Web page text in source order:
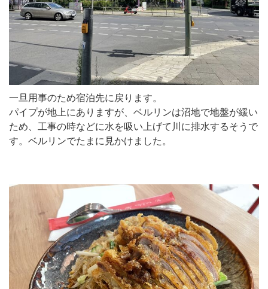
一旦用事のため宿泊先に戻ります。
パイプが地上にありますが、ベルリンは沼地で地盤が緩い
ため、工事の時などに水を吸い上げて川に排水するそうで
す。ベルリンでたまに見かけました。